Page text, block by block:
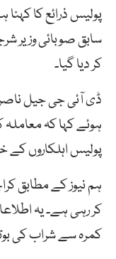
پولیس ذرائع کا
سابق صوبائی وزیر
کر دیا گیا۔
ڈی آئی جی جیل
ہوئے کہا کہ
پولیس اہلکاروں کے
ہم نیوز کے مطابق
کر رہی ہے۔ یہ
کمرہ سے شراب کی